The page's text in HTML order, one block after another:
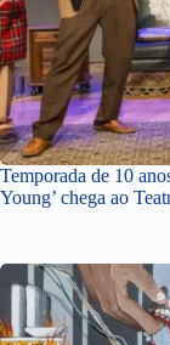
Temporada de 10
Young’ chega ao